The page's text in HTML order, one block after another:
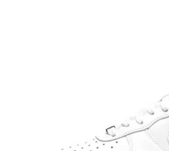
Ми дуже цінуємо Ваш час
найпоширеніших питань і